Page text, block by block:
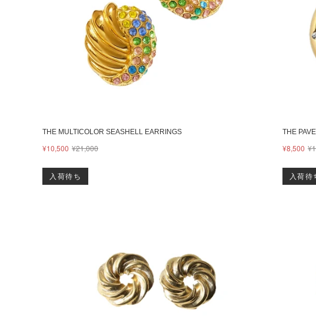
THE MULTICOLOR SEASHELL EARRINGS
¥10,500 ¥21,000
THE
¥8,500
入荷待ち 入荷待